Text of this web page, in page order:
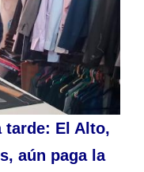
tarde: El Alto,
aún paga la